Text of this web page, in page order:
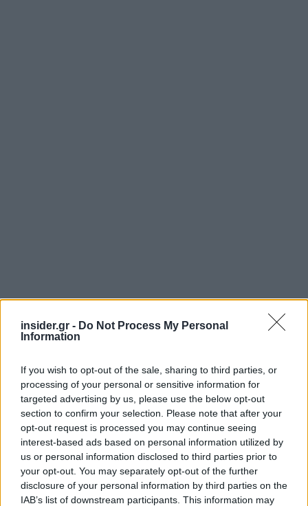
insider.gr - Do Not Process My Personal
Information
If you wish to opt-out of the sale, sharing to third parties, or
processing of your personal or sensitive information for
targeted advertising by us, please use the below opt-out
section to confirm your selection. Please note that after your
opt-out request is processed you may continue seeing
interest-based ads based on personal information utilized by
us or personal information disclosed to third parties prior to
your opt-out. You may separately opt-out of the further
disclosure of your personal information by third parties on the
IAB’s list of downstream participants. This information may
Ο πόλεμος ξέσπασε στις 7 Οκτωβρίου, όταν
μαχητές τηςΧαμάςπου εισχώρησαν από τη
Λωρίδα της Γάζας πραγματοποίησαν μια άνευ
προηγουμένου επίθεση στο νότιο Ισραήλκατά
την οποία σκοτώθηκαν 1.170 άνθρωποι,κυρίως
άμαχοι, σύμφωνα με απολογισμό του Γαλλικού
Πρακτορείου βάσει ισραηλινών επίσημων
στοιχείων.